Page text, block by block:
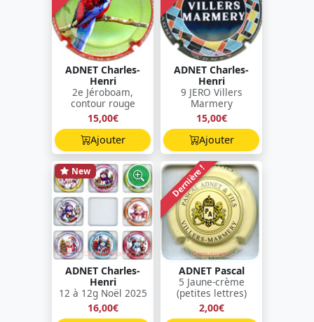
ADNET Charles-
Henri
2e Jéroboam,
contour rouge
15,00€
Ajouter
ADNET Charles-
Henri
9 JERO Villers
Marmery
15,00€
Ajouter
New
ADNET Charles-
Henri
12 à 12g Noël 2025
16,00€
Dernière !
ADNET Pascal
5 Jaune-crème
(petites lettres)
2,00€